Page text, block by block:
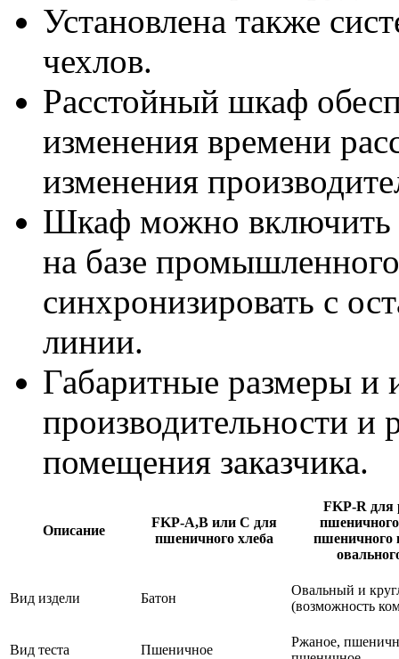
Установлена также
чехлов.
Расстойный шкаф
изменения времени
изменения
Шкаф можно включить
на базе
синхронизировать с
линии.
Габаритные размеры и
производительности и
помещения заказчика.
Описание
FKP-А,В или С для
пшеничного хлеба
FKP-R для
пшеничного
Вид издели Батон
Овальный и
(возможность
Вид теста Пшеничное
Ржаное,